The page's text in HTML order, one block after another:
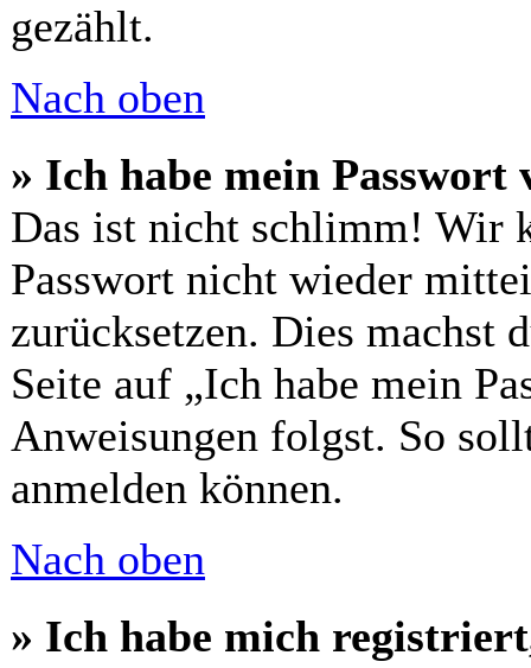
gezählt.
Nach oben
» Ich habe mein Passwort
Das ist nicht schlimm! Wir
Passwort nicht wieder
zurücksetzen. Dies machst
Seite auf „Ich habe mein
Anweisungen folgst. So
anmelden können.
Nach oben
» Ich habe mich